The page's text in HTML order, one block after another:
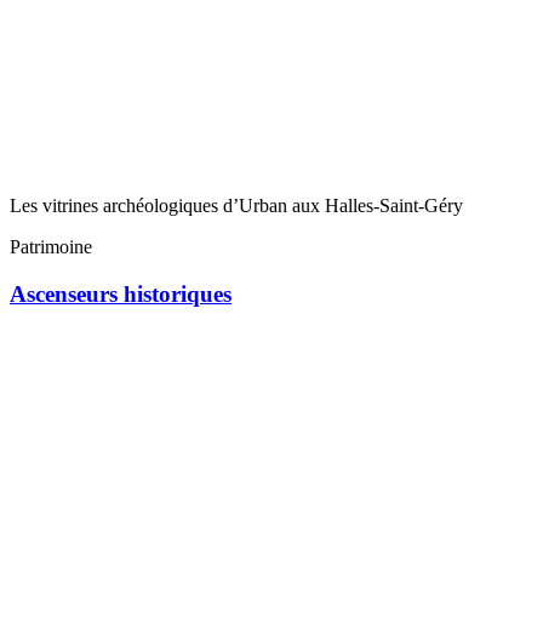
Les vitrines archéologiques d’Urban aux Halles-Saint-Géry
Patrimoine
Ascenseurs historiques